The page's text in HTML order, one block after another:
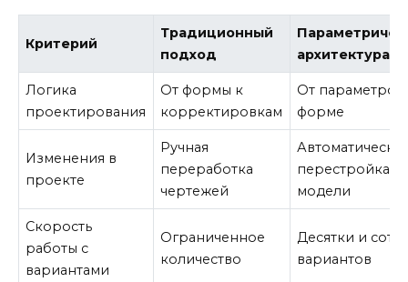
Критерий
Традиционный
подход
архитектура
Логика
проектирования
От формы к
корректировкам
От параметров
форме
Изменения в
проекте
Ручная
переработка
чертежей
перестройка
модели
Скорость
работы с
вариантами
Ограниченное
количество
Десятки и
вариантов